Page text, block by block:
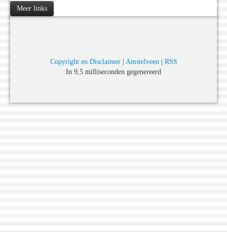
Meer links
Copyright en Disclaimer| Amstelveen| RSS
In 9,5 milliseconden gegenereerd